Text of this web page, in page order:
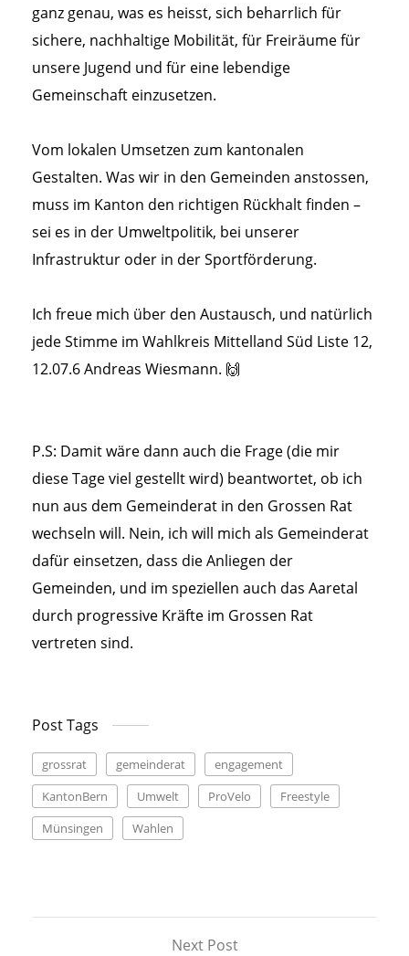
ganz genau, was es heisst, sich beharrlich für
sichere, nachhaltige Mobilität, für Freiräume für
unsere Jugend und für eine lebendige
Gemeinschaft einzusetzen.
Vom lokalen Umsetzen zum kantonalen
Gestalten. Was wir in den Gemeinden anstossen,
muss im Kanton den richtigen Rückhalt finden –
sei es in der Umweltpolitik, bei unserer
Infrastruktur oder in der Sportförderung.
Ich freue mich über den Austausch, und natürlich
jede Stimme im Wahlkreis Mittelland Süd Liste 12,
12.07.6 Andreas Wiesmann. 🙌
P.S: Damit wäre dann auch die Frage (die mir
diese Tage viel gestellt wird) beantwortet, ob ich
nun aus dem Gemeinderat in den Grossen Rat
wechseln will. Nein, ich will mich als Gemeinderat
dafür einsetzen, dass die Anliegen der
Gemeinden, und im speziellen auch das Aaretal
durch progressive Kräfte im Grossen Rat
vertreten sind.
Post Tags
grossrat gemeinderat
engagement
KantonBern
Umwelt ProVelo
Freestyle
Münsingen
Wahlen
Next Post